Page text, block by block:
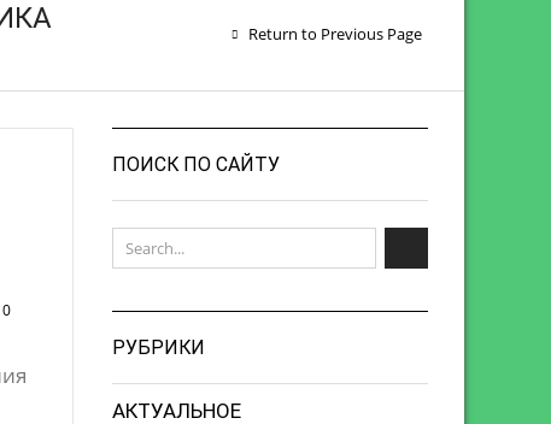
Return to Previous Page
0
ПОИСК ПО САЙТУ
РУБРИКИ
АКТУАЛЬНОЕ